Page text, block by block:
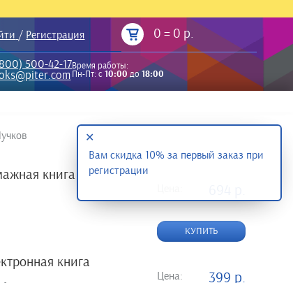
/ Регистрация 0 = 0 р.
500-42-17Время работы:
Пн-Пт: с10:00до18:00
книга
КУПИТЬ
книга
Цена: 399 р.
Вам скидка 10% за первый заказ при
регистрации
✕